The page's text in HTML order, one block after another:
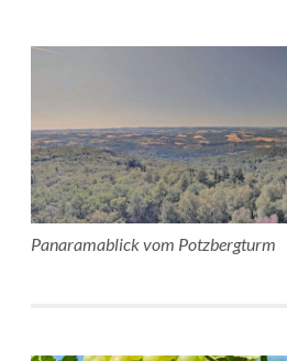
Panaramablick vom Potzbergturm